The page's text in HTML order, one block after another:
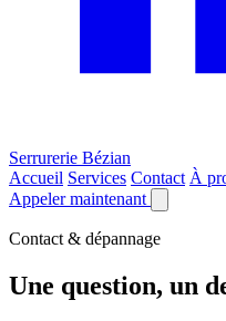
Serrurerie Bézian
Accueil Services Contact À
Appeler maintenant
Contact & dépannage
Une question, un